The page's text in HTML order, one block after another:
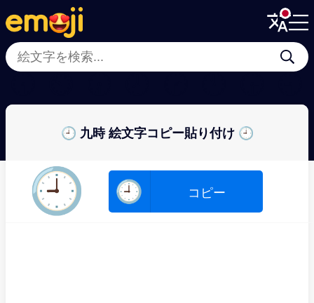
Menu
Close
Menu
Close
🕘 九時 絵文字コピー貼り付け 🕘
🕘 🕘 コピー